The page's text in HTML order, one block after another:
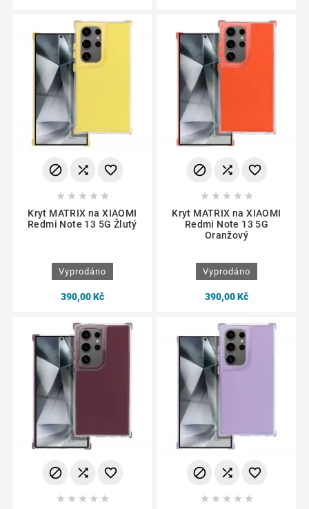
  
    
Kryt MATRIX na XIAOMI
Redmi Note 13 5G Žlutý
Vyprodáno
390,00 Kč
  
    
Kryt MATRIX na XIAOMI
Redmi Note 13 5G
Oranžový
Vyprodáno
390,00 Kč
  
    
  
    